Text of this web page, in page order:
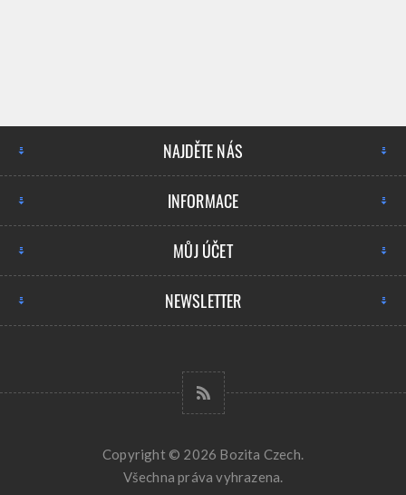
NAJDĚTE NÁS
INFORMACE
MŮJ ÚČET
NEWSLETTER
Copyright © 2026 Bozita Czech.
Všechna práva vyhrazena.